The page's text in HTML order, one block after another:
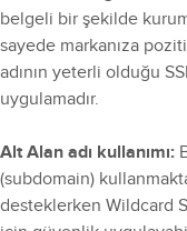
belgeli bir şekilde
sayede markanıza
adının yeterli olduğu
uygulamadır.
Alt Alan adı kullanımı:
(subdomain)
desteklerken Wildcard